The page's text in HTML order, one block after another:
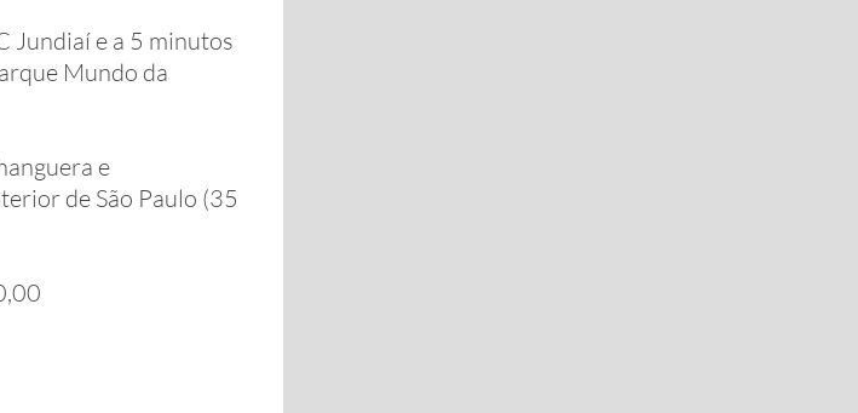
Jundiaí e a 5 minutos
Mundo da
e
de São Paulo (35